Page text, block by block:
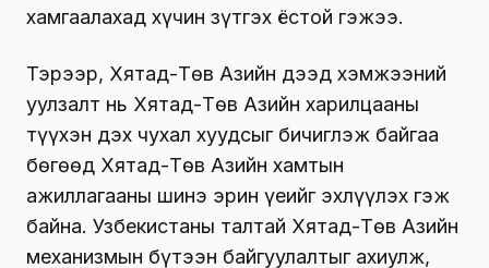
хамгаалахад хүчин зүтгэх ёстой гэжээ.
Тэрээр, Хятад-Төв Азийн дээд хэмжээний
уулзалт нь Хятад-Төв Азийн харилцааны
түүхэн дэх чухал хуудсыг бичиглэж байгаа
бөгөөд Хятад-Төв Азийн хамтын
ажиллагааны шинэ эрин үеийг эхлүүлэх гэж
байна. Узбекистаны талтай Хятад-Төв Азийн
механизмын бүтээн байгуулалтыг ахиулж,